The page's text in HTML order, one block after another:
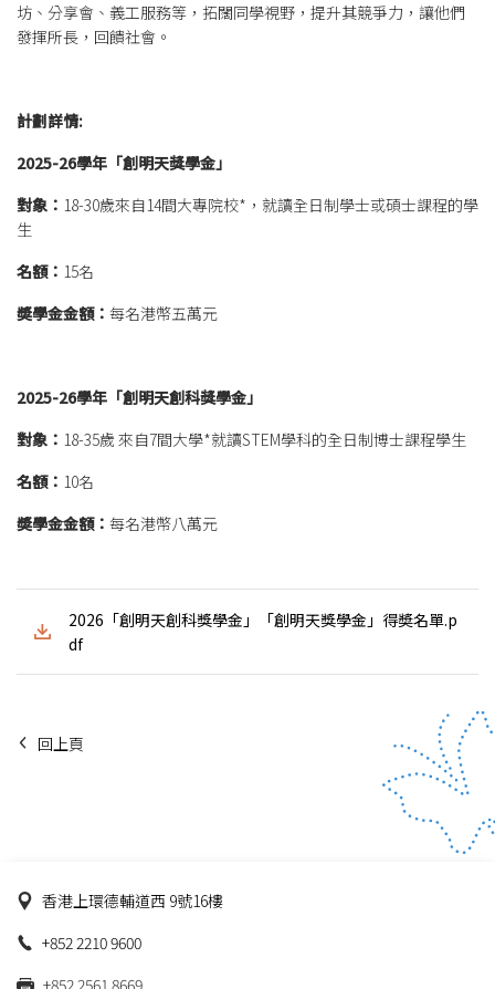
坊、分享會、義工服務等，拓闊同學視野，提升其競爭力，讓他們
發揮所長，回饋社會。
計劃詳情:
2025-26學年「創明天獎學金」
對象： 18-30歲來自14間大專院校*，就讀全日制學士或碩士課程的學
生
名額： 15名
奬學金金額： 每名港幣五萬元
2025-26學年「創明天創科獎學金」
對象： 18-35歲 來自7間大學*就讀STEM學科的全日制博士課程學生
名額： 10名
奬學金金額： 每名港幣八萬元
2026「創明天創科獎學金」「創明天獎學金」得奬名單.p
df
回上頁
香港上環德輔道西 9號16樓
+852 2210 9600
+852 2561 8669